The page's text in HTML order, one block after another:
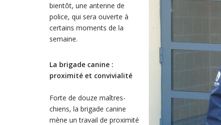
bientôt, une antenne de
police, qui sera ouverte à
certains moments de la
semaine.
La brigade canine :
proximité et convivialité
Forte de douze maîtres-
chiens, la brigade canine
mène un travail de proximité